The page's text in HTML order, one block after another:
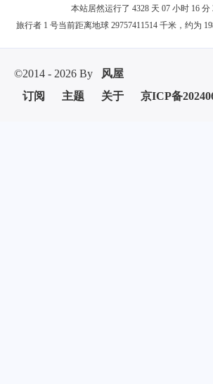
本站居然运行了 4328 天 07 小时 16
旅行者 1 号当前距离地球 29757411514 千米，约为
©2014 - 2026 By
风屋
订阅
主题 关于 京ICP备